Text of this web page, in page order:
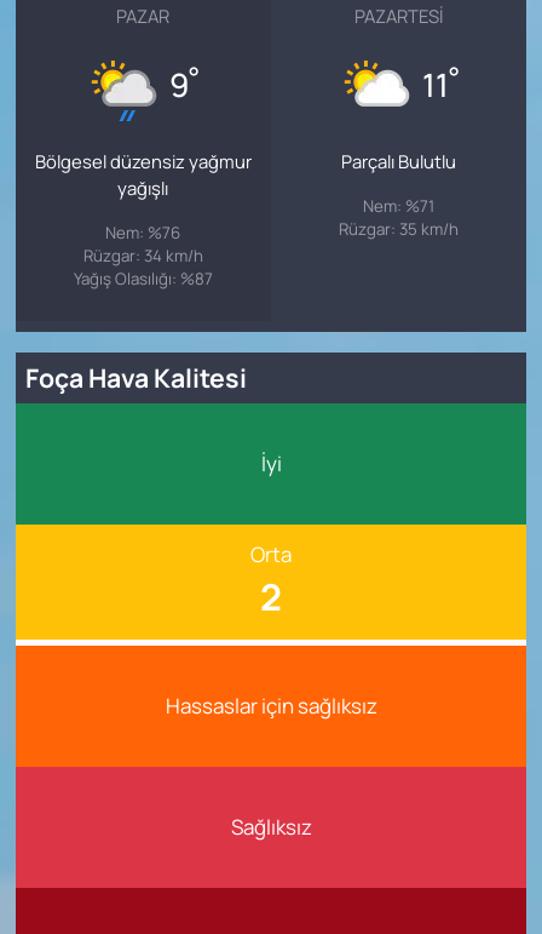
PAZAR
9°
Bölgesel düzensiz yağmur
yağışlı
Nem: %76
Rüzgar: 34 km/h
Yağış Olasılığı: %87
PAZARTESI
11°
Parçalı Bulutlu
Nem: %71
Rüzgar: 35 km/h
Foça Hava Kalitesi
İyi
Orta
2
Hassaslar için sağlıksız
Sağlıksız